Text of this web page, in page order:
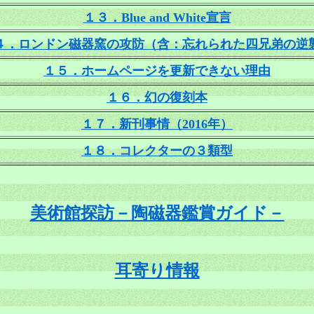
１３．Blue and White宣言
．ロンドン磁器窯の攻防（含：忘れられた四兄弟の逆
１５．ホームページを更新できない理由
１６．幻の復刻本
１７．新刊事情（2016年）
１８．コレクターの３類型
美術館探訪－陶磁器鑑賞ガイド－
耳寄り情報